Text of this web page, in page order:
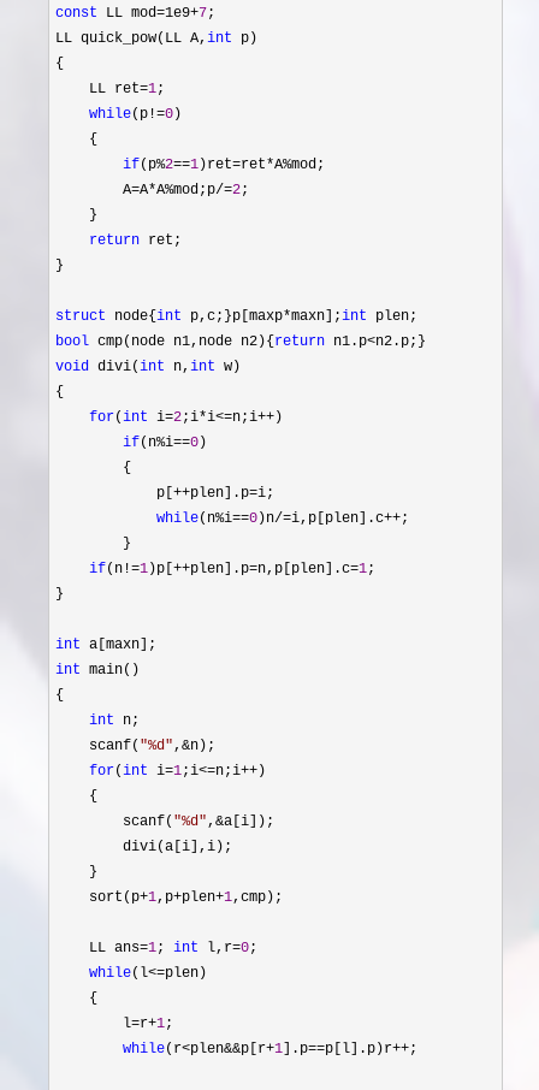
const LL mod=1e9+7;
LL quick_pow(LL A, int p)
{
    LL ret
=1;
while(p!=0 )
    {
if(p%2==1 )ret=ret*A%mod;
        A
=A*A%mod;p/=2;
    }
return ret;
}
struct node{ int p,c;}p[maxp*maxn];int
bool cmp(node n1,node n2){ return n1.p<
void divi(int n, int w)
{
for(int i=2;i*i<=n;i++ )
if(n%i==0 )
        {
            p[
++plen].p=i;
while(n%i==0 )n/=i,p[plen].c++;
        }
if(n!=1 )p[++plen].p=n,p[plen].c=1;
}
int
int main()
{
int n;
    scanf(
"%d",&n);
for(int i=1;i<=n;i++ )
    {
        scanf(
"%d",&a[i]);
        divi(a[i],i);
    }
    sort(p
+1,p+plen+1,cmp);
    LL ans
=1; int l,r=0;
while(l<=plen)
    {
        l
=r+1;
while(r<plen&&p[r+1 ].p==p[l].p)r++;